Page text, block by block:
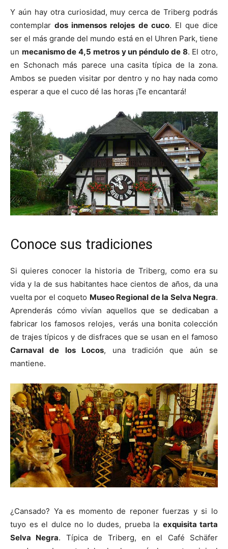
Y aún hay otra curiosidad, muy cerca de Triberg podrás
contemplardos inmensos relojes de cuco. El que dice
ser el más grande del mundo está en el Uhren Park, tiene
un mecanismo de 4,5 metros y un péndulo de 8. El otro,
en Schonach más parece una casita típica de la zona.
Ambos se pueden visitar por dentro y no hay nada como
esperar a que el cuco dé las horas ¡Te encantará!
Conoce sus tradiciones
Si quieres conocer la historia de Triberg, como era su
vida y la de sus habitantes hace cientos de años, da una
vuelta por el coqueto Museo Regional de la Selva Negra.
Aprenderás cómo vivían aquellos que se dedicaban a
fabricar los famosos relojes, verás una bonita colección
de trajes típicos y de disfraces que se usan en el famoso
Carnaval de los Locos, una tradición que aún se
mantiene.
¿Cansado? Ya es momento de reponer fuerzas y si lo
tuyo es el dulce no lo dudes, prueba la exquisita tarta
Selva Negra. Típica de Triberg, en el Café Schäfer